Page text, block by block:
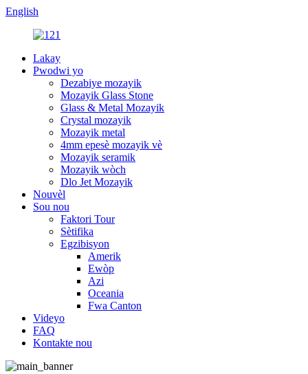
English
Lakay
Pwodwi yo
Dezabiye mozayik
Mozayik Glass Stone
Glass & Metal Mozayik
Crystal mozayik
Mozayik metal
4mm epesè mozayik vè
Mozayik seramik
Mozayik wòch
Dlo Jet Mozayik
Nouvèl
Sou nou
Faktori Tour
Sètifika
Egzibisyon
Amerik
Ewòp
Azi
Oceania
Fwa Canton
Videyo
FAQ
Kontakte nou